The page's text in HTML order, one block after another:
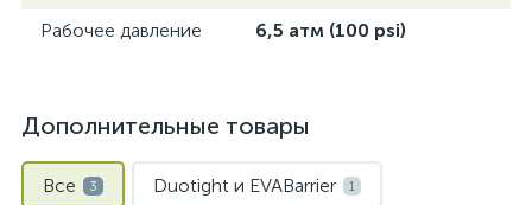
Рабочее давление 6,5 атм (100 psi)
Дополнительные товары
Все 3 Duotight и EVABarrier 1